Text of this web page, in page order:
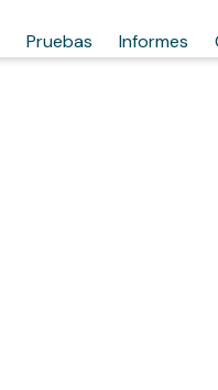
Pruebas Informes